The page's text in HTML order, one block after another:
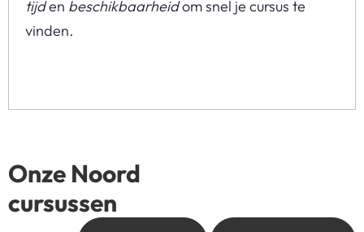
tijden beschikbaarheidom snel je cursus te
vinden.
Onze Noord
cursussen